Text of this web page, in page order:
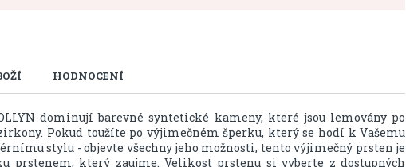
HODNOCENÍ
dominují barevné syntetické kameny, které jsou lemovány po
Pokud toužíte po výjimečném šperku, který se hodí k Vašemu
stylu - objevte všechny jeho možnosti, tento výjimečný prsten je
prstenem, který zaujme. Velikost prstenu si vyberte z dostupných